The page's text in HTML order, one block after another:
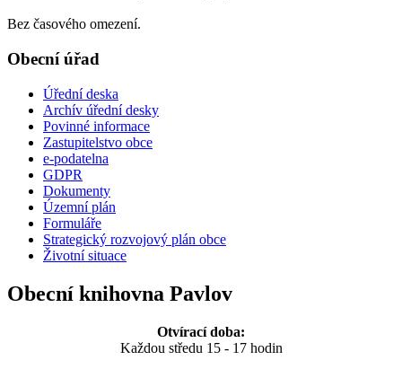
Bez časového omezení.
Obecní úřad
Úřední deska
Archív úřední desky
Povinné informace
Zastupitelstvo obce
e-podatelna
GDPR
Dokumenty
Územní plán
Formuláře
Strategický rozvojový plán obce
Životní situace
Obecní knihovna Pavlov
Otvírací doba:
Každou středu 15 - 17 hodin